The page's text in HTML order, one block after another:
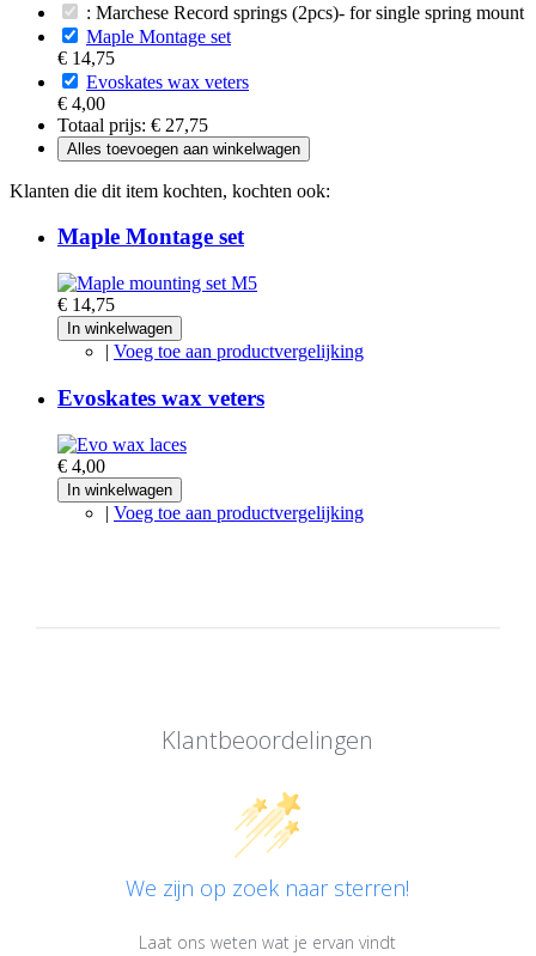
: Marchese Record springs (2pcs)- for single spring mount
Maple Montage set
€ 14,75
Evoskates wax veters
€ 4,00
Totaal prijs: € 27,75
Alles toevoegen aan winkelwagen
Klanten die dit item kochten, kochten ook:
Maple Montage set
€ 14,75
In winkelwagen
| Voeg toe aan productvergelijking
Evoskates wax veters
€ 4,00
In winkelwagen
| Voeg toe aan productvergelijking
Klantbeoordelingen
We zijn op zoek naar sterren!
Laat ons weten wat je ervan vindt